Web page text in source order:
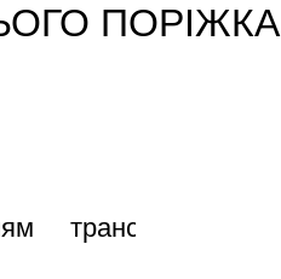
трансакустичні